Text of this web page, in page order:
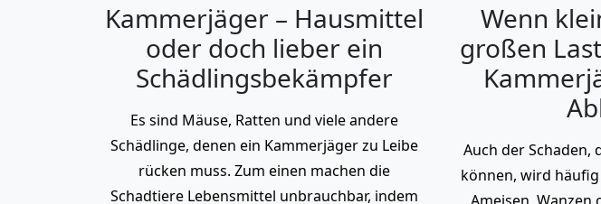
Kammerjäger – Hausmittel
oder doch lieber ein
Schädlingsbekämpfer
Es sind Mäuse, Ratten und viele andere
Schädlinge, denen ein Kammerjäger zu Leibe
rücken muss. Zum einen machen die
Schadtiere Lebensmittel unbrauchbar, indem
Wenn
großen
Auch der Schaden,
können, wird